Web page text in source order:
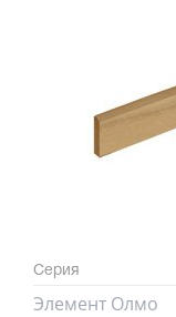
Серия
Элемент Олмо